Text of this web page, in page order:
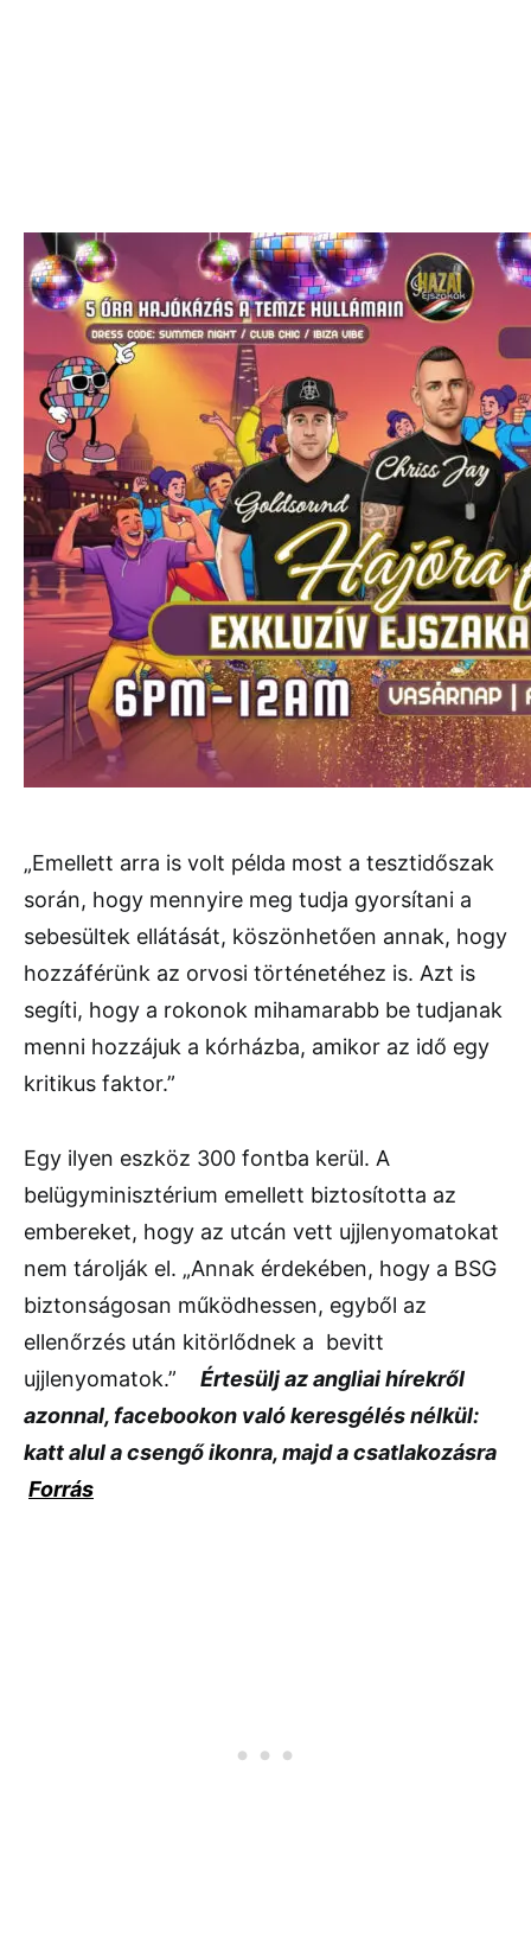
„Emellett arra is volt példa most a tesztidőszak
során, hogy mennyire meg tudja gyorsítani a
sebesültek ellátását, köszönhetően annak, hogy
hozzáférünk az orvosi történetéhez is. Azt is
segíti, hogy a rokonok mihamarabb be tudjanak
menni hozzájuk a kórházba, amikor az idő egy
kritikus faktor.”
Egy ilyen eszköz 300 fontba kerül. A
belügyminisztérium emellett biztosította az
embereket, hogy az utcán vett ujjlenyomatokat
nem tárolják el. „Annak érdekében, hogy a BSG
biztonságosan működhessen, egyből az
ellenőrzés után kitörlődnek a bevitt
ujjlenyomatok.” Értesülj az angliai hírekről
azonnal, facebookon való keresgélés nélkül:
katt alul a csengő ikonra, majd a csatlakozásra
Forrás